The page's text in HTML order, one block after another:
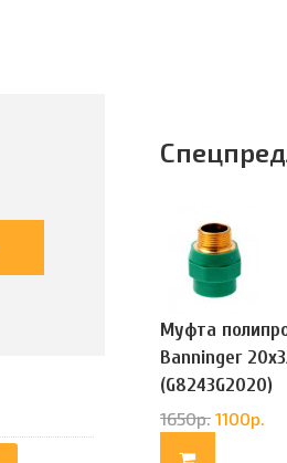
Муфта
Banninger
(G8243G2020)
1650р. 1100р.